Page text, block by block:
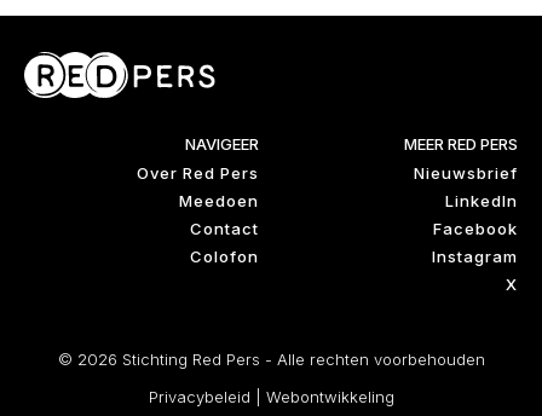
NAVIGEER
Over Red Pers
Meedoen
Contact
Colofon
MEER RED PERS
Nieuwsbrief
LinkedIn
Facebook
Instagram
X
© 2026 Stichting Red Pers - Alle rechten voorbehouden
Privacybeleid
Webontwikkeling